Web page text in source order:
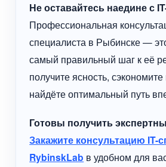
Не оставайтесь наедине с
Профессиональная
специалиста в Рыбинске —
самый правильный шаг к её
получите ясность,
найдёте оптимальный путь
Готовы получить
Закажите консультацию IT-
RybinskLab в удобном для